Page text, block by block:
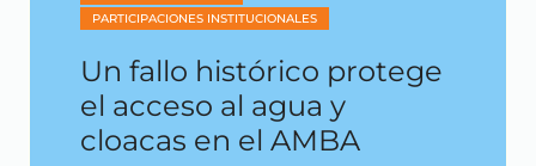
PARTICIPACIONES INSTITUCIONALES
Un fallo histórico protege
el acceso al agua y
cloacas en el AMBA